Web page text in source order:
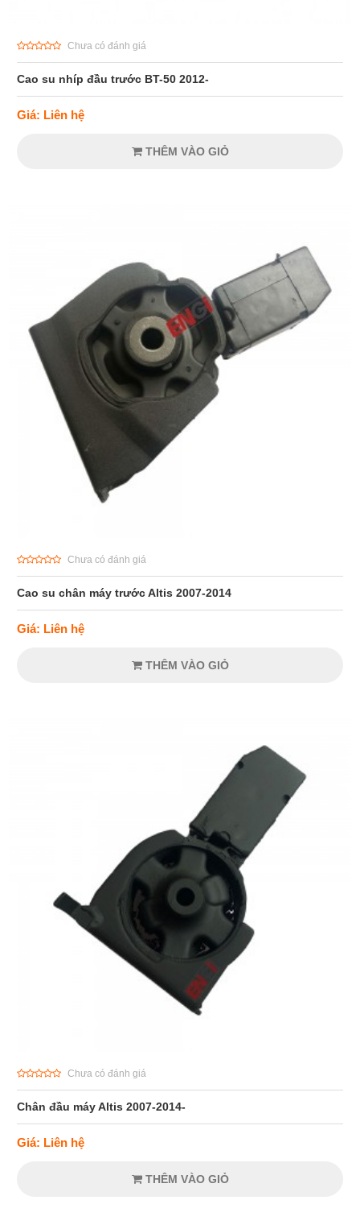
Chưa có đánh giá
Cao su nhíp đầu trước BT-50 2012-
Giá: Liên hệ
THÊM VÀO GIỎ
Chưa có đánh giá
Cao su chân máy trước Altis 2007-2014
Giá: Liên hệ
THÊM VÀO GIỎ
Chưa có đánh giá
Chân đầu máy Altis 2007-2014-
Giá: Liên hệ
THÊM VÀO GIỎ